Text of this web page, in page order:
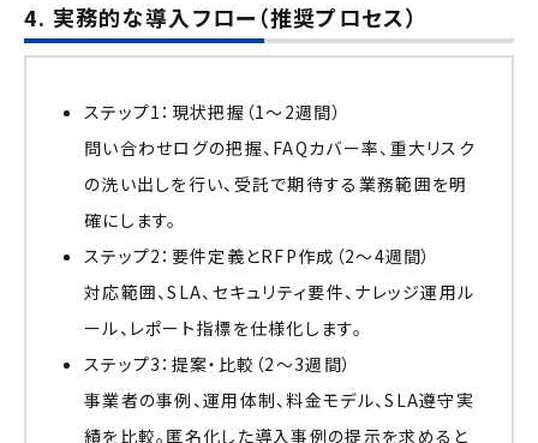
4. 実務的な導入フロー（推奨プロセス）
ステップ1：現状把握（1〜2週間）
問い合わせログの把握、FAQカバー率、重大リスク
の洗い出しを行い、受託で期待する業務範囲を明
確にします。
ステップ2：要件定義とRFP作成（2〜4週間）
対応範囲、SLA、セキュリティ要件、ナレッジ運用ル
ール、レポート指標を仕様化します。
ステップ3：提案・比較（2〜3週間）
事業者の事例、運用体制、料金モデル、SLA遵守実
績を比較。匿名化した導入事例の提示を求めると